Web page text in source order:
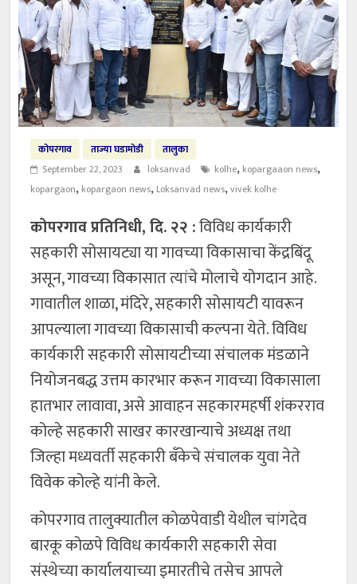
कोपरगाव ताज्या घडामोडी
तालुका
September 22, 2023
loksanvad kolhe, kopargaaon news,
kopargaon, kopargaon news, Loksanvad news,vivek kolhe
कोपरगाव प्रतिनिधी, दि. २२ :विविध कार्यकारी
सहकारी सोसायट्या या गावच्या विकासाचा केंद्रबिंदू
असून, गावच्या विकासात त्यांचे मोलाचे योगदान आहे.
गावातील शाळा, मंदिरे, सहकारी सोसायटी यावरून
आपल्याला गावच्या विकासाची कल्पना येते. विविध
कार्यकारी सहकारी सोसायटीच्या संचालक मंडळाने
नियोजनबद्ध उत्तम कारभार करून गावच्या विकासाला
हातभार लावावा, असे आवाहन सहकारमहर्षी शंकरराव
कोल्हे सहकारी साखर कारखान्याचे अध्यक्ष तथा
जिल्हा मध्यवर्ती सहकारी बँकेचे संचालक युवा नेते
विवेक कोल्हे यांनी केले.
कोपरगाव तालुक्यातील कोळपेवाडी येथील चांगदेव
बारकू कोळपे विविध कार्यकारी सहकारी सेवा
संस्थेच्या कार्यालयाच्या इमारतीचे तसेच आपले